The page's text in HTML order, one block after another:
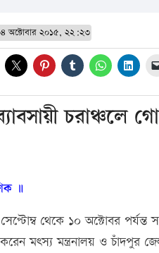
অক্টোবার ২০১৫, ২২:২৩
॥
থেকে ১০ অক্টোবর
করেন মৎস্য মন্ত্রনালয় ও